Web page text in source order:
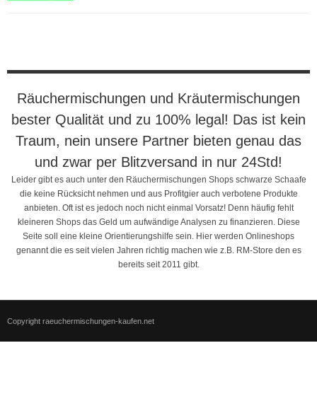
Räuchermischungen und Kräutermischungen
bester Qualität und zu 100% legal! Das ist kein
Traum, nein unsere Partner bieten genau das
und zwar per Blitzversand in nur 24Std!
Leider gibt es auch unter den Räuchermischungen Shops schwarze Schaafe
die keine Rücksicht nehmen und aus Profitgier auch verbotene Produkte
anbieten. Oft ist es jedoch noch nicht einmal Vorsatz! Denn häufig fehlt
kleineren Shops das Geld um aufwändige Analysen zu finanzieren. Diese
Seite soll eine kleine Orientierungshilfe sein. Hier werden Onlineshops
genannt die es seit vielen Jahren richtig machen wie z.B. RM-Store den es
bereits seit 2011 gibt.
Copyright raeuchermischungen-kaufen.net